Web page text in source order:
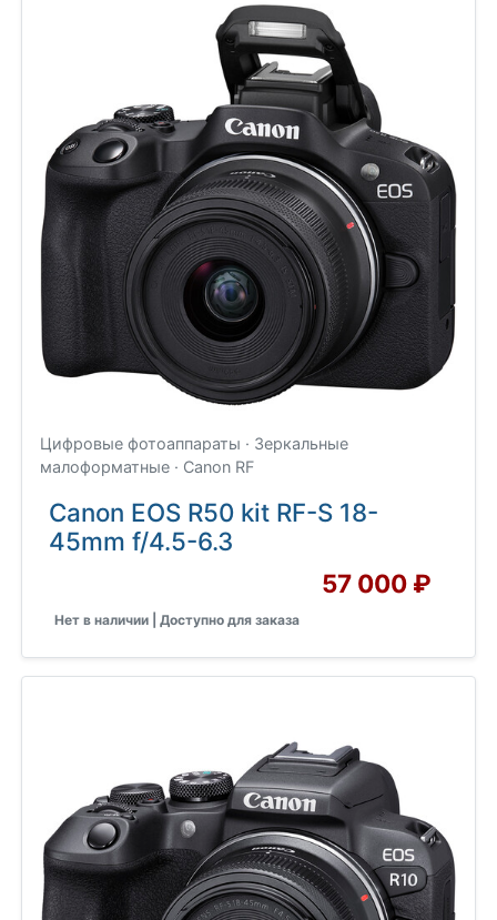
Цифровые фотоаппараты · Зеркальные
малоформатные · Canon RF
Canon EOS R50 kit RF-S 18-
45mm f/4.5-6.3
57 000 ₽
Нет в наличии | Доступно для заказа